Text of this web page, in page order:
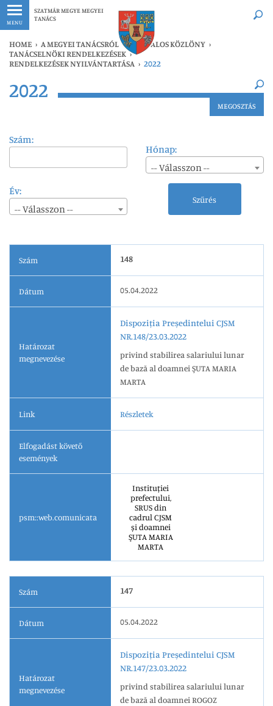
MENU
SZATMÁR MEGYE MEGYEI
TANÁCS
Legfrissebb Bármikor
HOME › A MEGYEI TANÁCSRÓL › HIVATALOS KÖZLÖNY ›
TANÁCSELNÖKI RENDELKEZÉSEK ›
RENDELKEZÉSEK NYILVÁNTARTÁSA › 2022
×
2022
MEGOSZTÁS
Szám:
Hónap:
-- Válasszon --
Év:
-- Válasszon --
Szűrés
Szám 148
Dátum 05.04.2022
Határozat
megnevezése
Dispoziția Președintelui CJSM
NR.148/23.03.2022
privind stabilirea salariului lunar
de bază al doamnei ŞUTA MARIA
MARTA
Link Részletek
Elfogadást követő
események
psm::web.comunicata
Instituției
prefectului,
SRUS din
cadrul CJSM
și doamnei
ŞUTA MARIA
MARTA
Szám 147
Dátum 05.04.2022
Határozat
megnevezése
Dispoziția Președintelui CJSM
NR.147/23.03.2022
privind stabilirea salariului lunar
de bază al doamnei ROGOZ